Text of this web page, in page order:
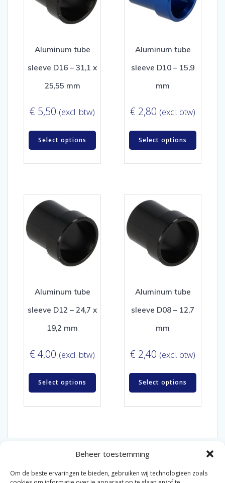
Beheer toestemming
Om de beste ervaringen te bieden, gebruiken wij technologieën zoals
Aluminum tube
sleeve D16 – 31,1 x
25,55 mm
€ 5,50 (excl. btw)
Select options
Aluminum tube
sleeve D10 – 15,9
mm
€ 2,80 (excl. btw)
Select options
Aluminum tube
sleeve D12 – 24,7 x
19,2 mm
€ 4,00 (excl. btw)
Select options
Aluminum tube
sleeve D08 – 12,7
mm
€ 2,40 (excl. btw)
Select options